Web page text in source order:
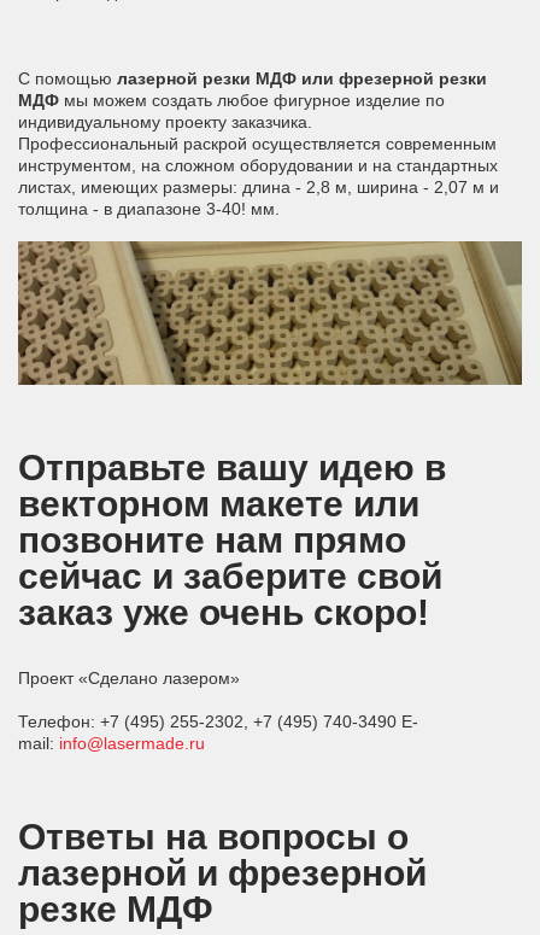
С помощью лазерной резки МДФ или фрезерной резки
МДФ мы можем создать любое фигурное изделие по
индивидуальному проекту заказчика.
Профессиональный раскрой осуществляется современным
инструментом, на сложном оборудовании и на стандартных
листах, имеющих размеры: длина - 2,8 м, ширина - 2,07 м и
толщина - в диапазоне 3-40! мм.
Отправьте вашу идею в
векторном макете или
позвоните нам прямо
сейчас и заберите свой
заказ уже очень скоро!
Проект «Сделано лазером»
Телефон: +7 (495) 255-2302, +7 (495) 740-3490 E-
mail: info@lasermade.ru
Ответы на вопросы о
лазерной и фрезерной
резке МДФ